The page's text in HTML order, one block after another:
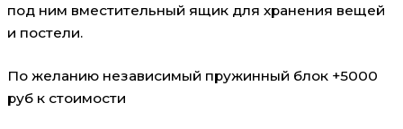
под ним вместительный ящик для хранения вещей
и постели.
По желанию независимый пружинный блок +5000
руб к стоимости